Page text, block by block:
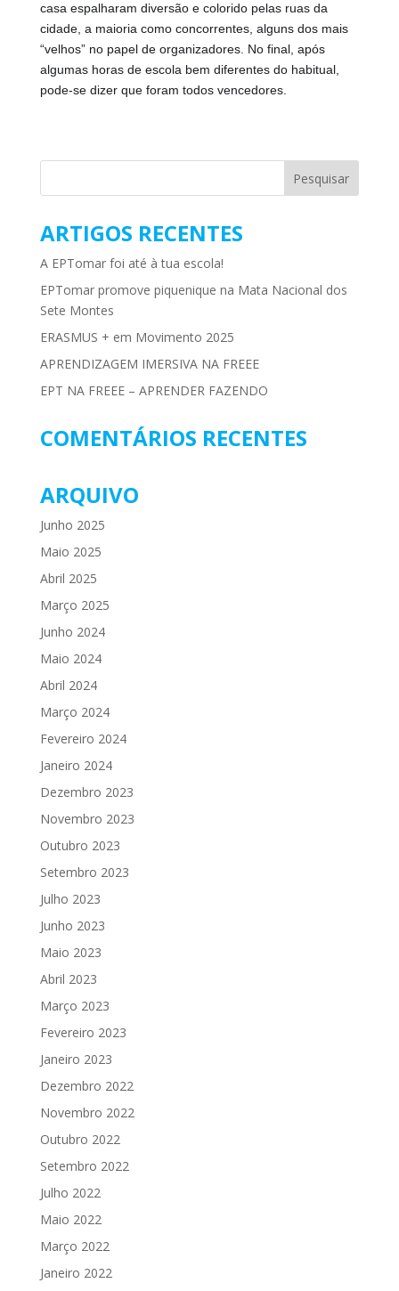
casa espalharam diversão e colorido pelas ruas da
cidade, a maioria como concorrentes, alguns dos mais
“velhos” no papel de organizadores. No final, após
algumas horas de escola bem diferentes do habitual,
pode-se dizer que foram todos vencedores.
ARTIGOS RECENTES
A EPTomar foi até à tua escola!
EPTomar promove piquenique na Mata Nacional dos
Sete Montes
ERASMUS + em Movimento 2025
APRENDIZAGEM IMERSIVA NA FREEE
EPT NA FREEE – APRENDER FAZENDO
COMENTÁRIOS RECENTES
ARQUIVO
Junho 2025
Maio 2025
Abril 2025
Março 2025
Junho 2024
Maio 2024
Abril 2024
Março 2024
Fevereiro 2024
Janeiro 2024
Dezembro 2023
Novembro 2023
Outubro 2023
Setembro 2023
Julho 2023
Junho 2023
Maio 2023
Abril 2023
Março 2023
Fevereiro 2023
Janeiro 2023
Dezembro 2022
Novembro 2022
Outubro 2022
Setembro 2022
Julho 2022
Maio 2022
Março 2022
Janeiro 2022